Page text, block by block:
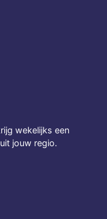
wekelijks een
jouw regio.